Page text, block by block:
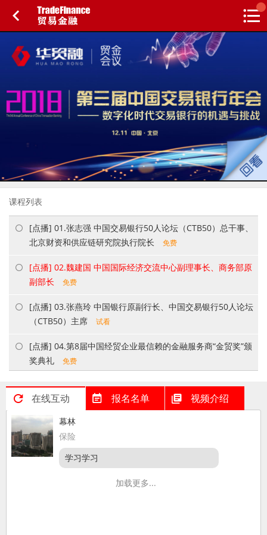
课程列表
[点播] 01.张志强 中国交易银行50人论坛（CTB50）总干事、
北京财资和供应链研究院执行院长
免费
[点播] 02.魏建国 中国国际经济交流中心副理事长、商务部原
副部长
免费
[点播] 03.张燕玲 中国银行原副行长、中国交易银行50人论坛
（CTB50）主席
试看
[点播] 04.第8届中国经贸企业最信赖的金融服务商“金贸奖”颁
奖典礼
免费
[点播] 05.《中国交易银行发展报告》（2018）发布仪式+解读
免费
[点播] 06.司春晓 中国工商银行总行结算与现金管理部副总经
理、交易银行中心总经理
[点播] 07.斐奕根 花旗财资与贸易金融部中国区总经理、中国
交易银行50人论坛（CTB50)成员
在线互动 报名名单 视频介绍
幕林
保险
学习学习
加载更多...
热
点
栏
贸金说图
专家投稿
贸金招聘
贸金微博
贸金书店
福费廷二级市场
（投融资信息平台）
活动
研习社
消息
我的
贸金书城
贸金公众号